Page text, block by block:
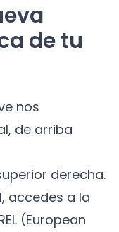
de tu
nos
de arriba
derecha.
accedes a la
(European